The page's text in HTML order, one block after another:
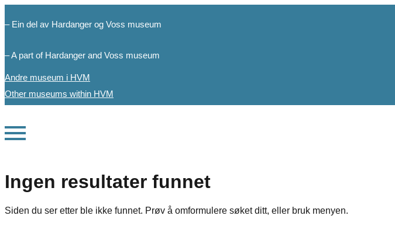
– Ein del av Hardanger og Voss museum
– A part of Hardanger and Voss museum
Andre museum i HVM
Other museums within HVM
Ingen resultater funnet
Siden du ser etter ble ikke funnet. Prøv å omformulere søket ditt, eller bruk menyen.